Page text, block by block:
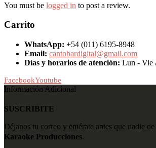
You must be logged in to post a review.
Carrito
WhatsApp: +54 (011) 6195-8948
Email: cantobardigital@gmail.com
Días y horarios de atención: Lun - Vie
FacebookYoutube
Información Adicional
SUSCRIBITE
Déjanos tu correo y entérate antes que nadie
Karaoke Producciones.